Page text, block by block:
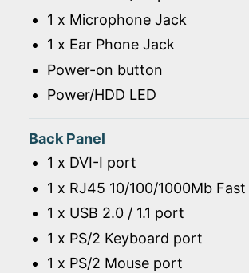
1 x Microphone Jack
1 x Ear Phone Jack
Power-on button
Power/HDD LED
Back Panel
1 x DVI-I port
1 x RJ45 10/100/1000Mb
1 x USB 2.0 / 1.1 port
1 x PS/2 Keyboard port
1 x PS/2 Mouse port